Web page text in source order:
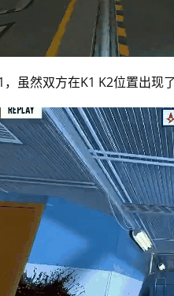
，虽然双方在K1 K2位置出现